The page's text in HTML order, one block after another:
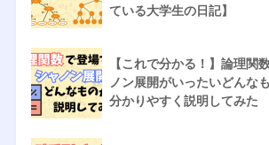
ている大学生の日記】
【これで分かる！】論理関
ノン展開がいったいどんな
分かりやすく説明してみた